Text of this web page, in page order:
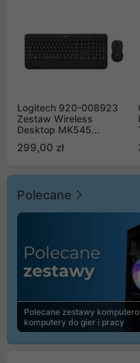
Logitech 920-008923
Zestaw Wireless
Desktop MK545
299,00 zł
Polecane
Polecane zestawy
komputery do gier i pracy